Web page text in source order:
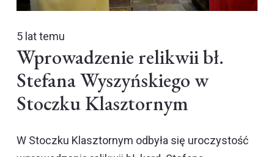
5 lat temu
Wprowadzenie relikwii bł.
Stefana Wyszyńskiego w
Stoczku Klasztornym
W Stoczku Klasztornym odbyła się uroczystość